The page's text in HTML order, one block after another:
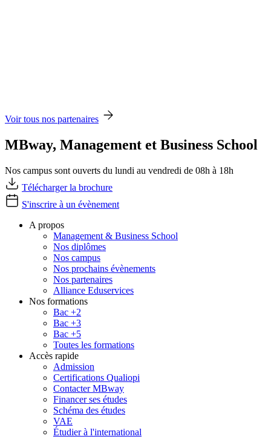
Voir tous nos partenaires
MBway, Management et Business School
Nos campus sont ouverts du lundi au vendredi de 08h à 18h
Télécharger la brochure
S'inscrire à un évènement
A propos
Management & Business School
Nos diplômes
Nos campus
Nos prochains évènements
Nos partenaires
Alliance Eduservices
Nos formations
Bac +2
Bac +3
Bac +5
Toutes les formations
Accès rapide
Admission
Certifications Qualiopi
Contacter MBway
Financer ses études
Schéma des études
VAE
Étudier à l'international